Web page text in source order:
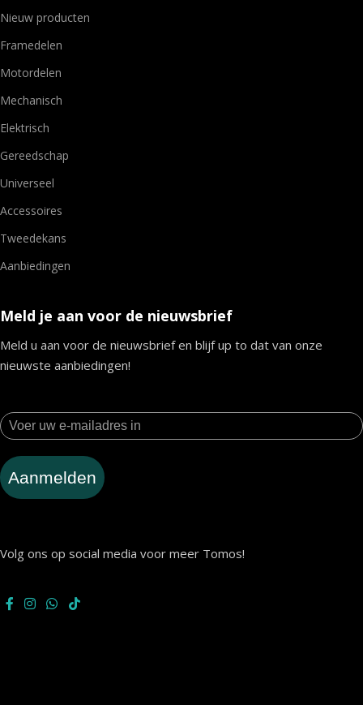
Nieuw producten
Framedelen
Motordelen
Mechanisch
Elektrisch
Gereedschap
Universeel
Accessoires
Tweedekans
Aanbiedingen
Meld je aan voor de nieuwsbrief
Meld u aan voor de nieuwsbrief en blijf up to dat van onze
nieuwste aanbiedingen!
Aanmelden
Volg ons op social media voor meer Tomos!